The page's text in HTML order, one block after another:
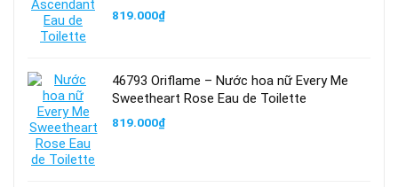
819.000₫
46793 Oriflame – Nước hoa nữ Every Me
Sweetheart Rose Eau de Toilette
819.000₫